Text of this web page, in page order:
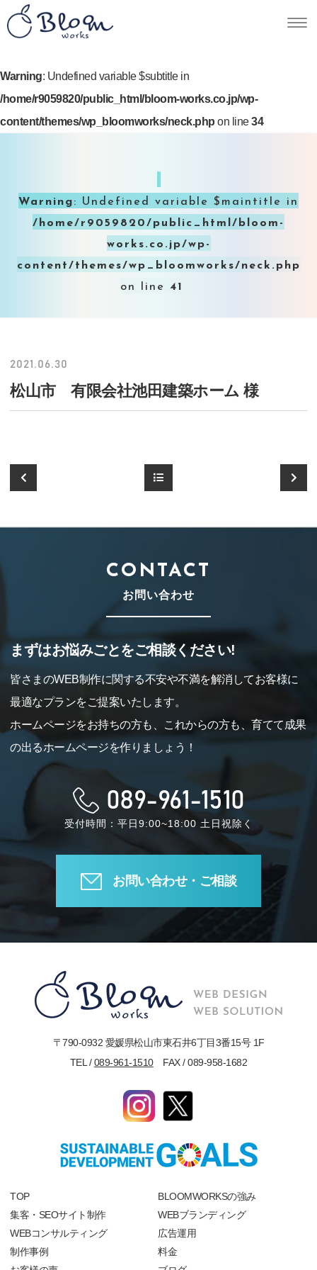
Warning: Undefined variable $subtitle in
/home/r9059820/public_html/bloom-works.co.jp/wp-
content/themes/wp_bloomworks/neck.php on line34
Warning: Undefined variable $maintitle in
/home/r9059820/public_html/bloom-
works.co.jp/wp-
content/themes/wp_bloomworks/neck.php
on line 41
2021.06.30
松山市 有限会社池田建築ホーム 様
CONTACT
お問い合わせ
まずはお悩みごとをご相談ください!
皆さまのWEB制作に関する不安や不満を解消してお客様に
最適なプランをご提案いたします。
ホームページをお持ちの方も、これからの方も、育てて成果
の出るホームページを作りましょう！
089-961-1510
受付時間：平日9:00~18:00 土日祝除く
お問い合わせ・ご相談
〒790-0932 愛媛県松山市東石井6丁目3番15号 1F
TEL /089-961-1510FAX / 089-958-1682
TOP
BLOOMWORKSの強み
集客・SEOサイト制作
WEBブランディング
WEBコンサルティング
広告運用
制作事例
料金